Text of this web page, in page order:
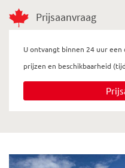
Prijsaanvraag
U ontvangt binnen 24 uur
prijzen en beschikbaarheid